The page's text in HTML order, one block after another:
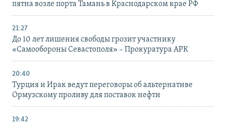
пятна возле порта Тамань в Краснодарском крае РФ
21:27
До 10 лет лишения свободы грозит участнику
«Самообороны Севастополя» – Прокуратура АРК
20:40
Турция и Ирак ведут переговоры об альтернативе
Ормузскому проливу для поставок нефти
19:42